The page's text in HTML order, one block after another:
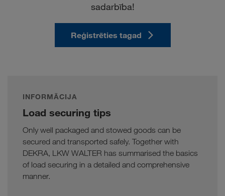
sadarbība!
Reģistrēties tagad
INFORMĀCIJA
Load securing tips
Only well packaged and stowed goods can be
secured and transported safely. Together with
DEKRA, LKW WALTER has summarised the basics
of load securing in a detailed and comprehensive
manner.